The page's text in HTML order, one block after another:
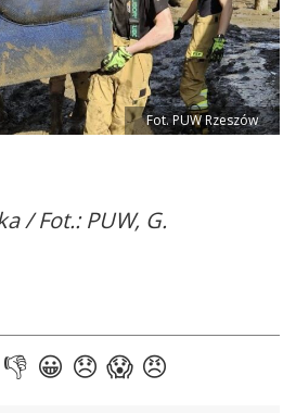
Fot. PUW Rzeszów
/ Fot.: PUW, G.